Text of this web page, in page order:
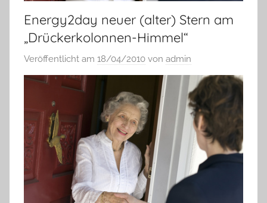
Energy2day neuer (alter) Stern am
„Drückerkolonnen-Himmel“
Veröffentlicht am 18/04/2010 von admin